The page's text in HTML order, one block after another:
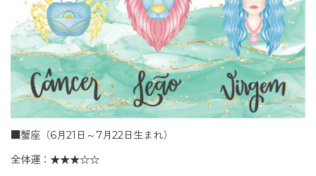
■蟹座（6月21日～7月22日生まれ）
全体運：★★★☆☆